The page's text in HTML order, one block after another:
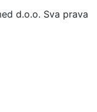
d.o.o. Sva prava